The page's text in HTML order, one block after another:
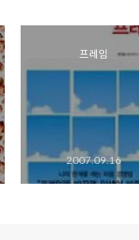
프레임
2007.09.16